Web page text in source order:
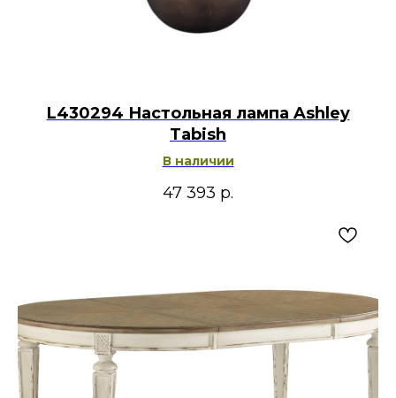
L430294 Настольная лампа Ashley
Tabish
В наличии
47 393 р.